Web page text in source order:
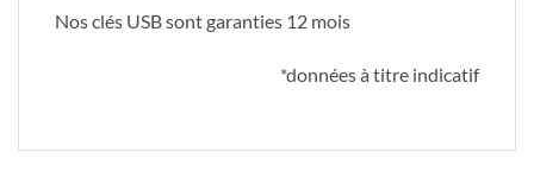
Nos clés USB sont garanties 12 mois
*données à titre indicatif